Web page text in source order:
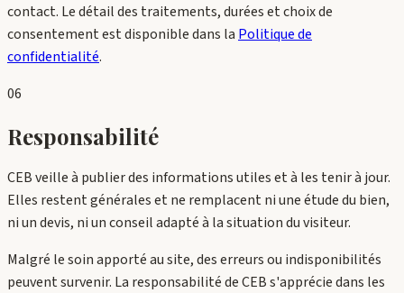
contact. Le détail des traitements, durées et choix de
consentement est disponible dans la Politique de
confidentialité.
06
Responsabilité
CEB veille à publier des informations utiles et à les tenir à jour.
Elles restent générales et ne remplacent ni une étude du bien,
ni un devis, ni un conseil adapté à la situation du visiteur.
Malgré le soin apporté au site, des erreurs ou indisponibilités
peuvent survenir. La responsabilité de CEB s'apprécie dans les